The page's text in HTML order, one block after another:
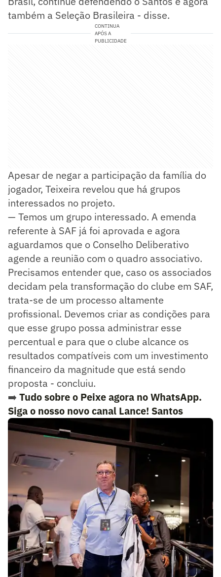
também a Seleção Brasileira - disse.
CONTINUA
APÓS A
PUBLICIDADE
Apesar de negar a participação da família do
jogador, Teixeira revelou que há grupos
interessados no projeto.
— Temos um grupo interessado. A emenda
referente à SAF já foi aprovada e agora
aguardamos que o Conselho Deliberativo
agende a reunião com o quadro associativo.
Precisamos entender que, caso os associados
decidam pela transformação do clube em SAF,
trata-se de um processo altamente
profissional. Devemos criar as condições para
que esse grupo possa administrar esse
percentual e para que o clube alcance os
resultados compatíveis com um investimento
financeiro da magnitude que está sendo
proposta - concluiu.
➡️ Tudo sobre o Peixe agora no WhatsApp.
Siga o nosso novo canal Lance! Santos